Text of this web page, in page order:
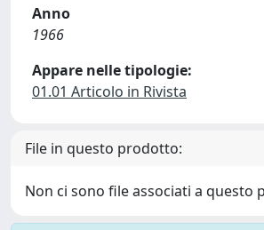
Anno
1966
Appare nelle tipologie:
01.01 Articolo in Rivista
File in questo prodotto:
Non ci sono file associati a questo